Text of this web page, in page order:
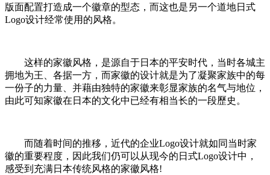
版面配置打造成一个徽章的型态，而这也是另一个道地日式
Logo设计经常使用的风格。
这样的家徽风格，是源自于日本的平安时代，当时各城主
拥地为王、各据一方，而家徽的设计就是为了凝聚家族中的每
一份子的力量、并藉由独特的家徽来彰显家族的名气与地位，
由此可知家徽在日本的文化中已经有相当长的一段歷史。
而随着时间的推移，近代的企业Logo设计就如同当时家
徽的重要程度，因此我们仍可以从现今的日式Logo设计中，
感受到充满日本传统风格的家徽风格!